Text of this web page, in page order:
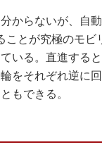
らないが、自
とが究極のモビ
いる。直進する
をそれぞれ逆に
もできる。